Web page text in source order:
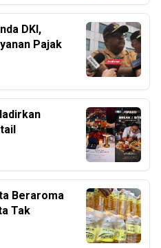
DKI,
Pajak
Beraroma
Tak